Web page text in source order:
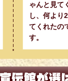
ゃんと見て
し、何より
てくれたの
す。